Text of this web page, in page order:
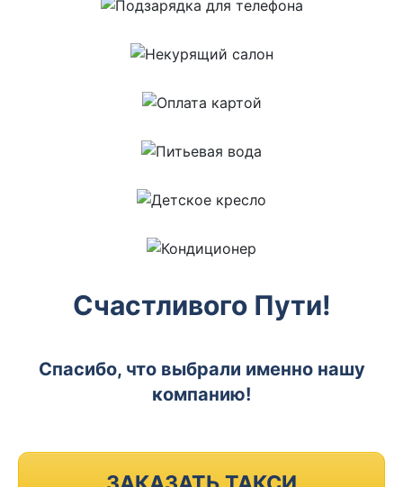
Счастливого Пути!
Спасибо, что выбрали именно нашу
компанию!